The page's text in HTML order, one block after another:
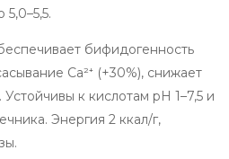
бифидогенность
Ca²⁺ (+30%), снижает
к кислотам pH 1–7,5 и
Энергия 2 ккал/г,